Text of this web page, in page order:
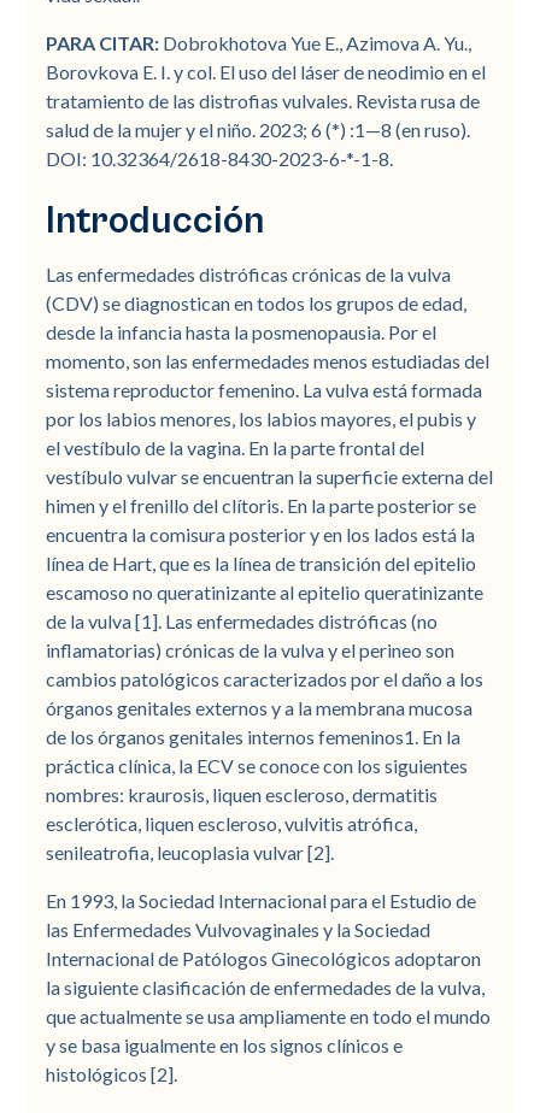
PARA CITAR: Dobrokhotova Yue E., Azimova A. Yu.,
Borovkova E. I. y col. El uso del láser de neodimio en el
tratamiento de las distrofias vulvales. Revista rusa de
salud de la mujer y el niño. 2023; 6 (*) :1—8 (en ruso).
DOI: 10.32364/2618-8430-2023-6-*-1-8.
Introducción
Las enfermedades distróficas crónicas de la vulva
(CDV) se diagnostican en todos los grupos de edad,
desde la infancia hasta la posmenopausia. Por el
momento, son las enfermedades menos estudiadas del
sistema reproductor femenino. La vulva está formada
por los labios menores, los labios mayores, el pubis y
el vestíbulo de la vagina. En la parte frontal del
vestíbulo vulvar se encuentran la superficie externa del
himen y el frenillo del clítoris. En la parte posterior se
encuentra la comisura posterior y en los lados está la
línea de Hart, que es la línea de transición del epitelio
escamoso no queratinizante al epitelio queratinizante
de la vulva [1]. Las enfermedades distróficas (no
inflamatorias) crónicas de la vulva y el perineo son
cambios patológicos caracterizados por el daño a los
órganos genitales externos y a la membrana mucosa
de los órganos genitales internos femeninos1. En la
práctica clínica, la ECV se conoce con los siguientes
nombres: kraurosis, liquen escleroso, dermatitis
esclerótica, liquen escleroso, vulvitis atrófica,
senileatrofia, leucoplasia vulvar [2].
En 1993, la Sociedad Internacional para el Estudio de
las Enfermedades Vulvovaginales y la Sociedad
Internacional de Patólogos Ginecológicos adoptaron
la siguiente clasificación de enfermedades de la vulva,
que actualmente se usa ampliamente en todo el mundo
y se basa igualmente en los signos clínicos e
histológicos [2].